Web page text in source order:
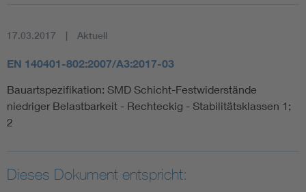
17.03.2017 Aktuell
EN 140401-802:2007/A3:2017-03
Bauartspezifikation: SMD Schicht-Festwiderstände
niedriger Belastbarkeit - Rechteckig - Stabilitätsklassen 1;
2
Dieses Dokument entspricht: